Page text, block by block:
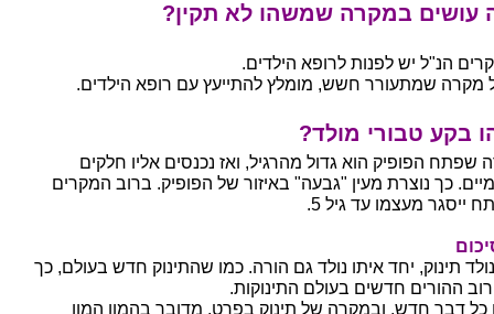
עושים במקרה שמשהו לא תקין?
הנ"ל יש לפנות לרופא הילדים.
מקרה שמתעורר חשש, מומלץ להתייעץ עם רופא הילדים.
בקע טבורי מולד?
שפתח הפופיק הוא גדול מהרגיל, ואז נכנסים אליו חלקים
כך נוצרת מעין "גבעה" באיזור של הפופיק. ברוב המקרים
ייסגר מעצמו עד גיל 5.
תינוק, יחד איתו נולד גם הורה. כמו שהתינוק חדש בעולם, כך
ההורים חדשים בעולם התינוקות.
כל דבר חדש, ובמקרה של תינוק בפרט, מדובר בהמון המון